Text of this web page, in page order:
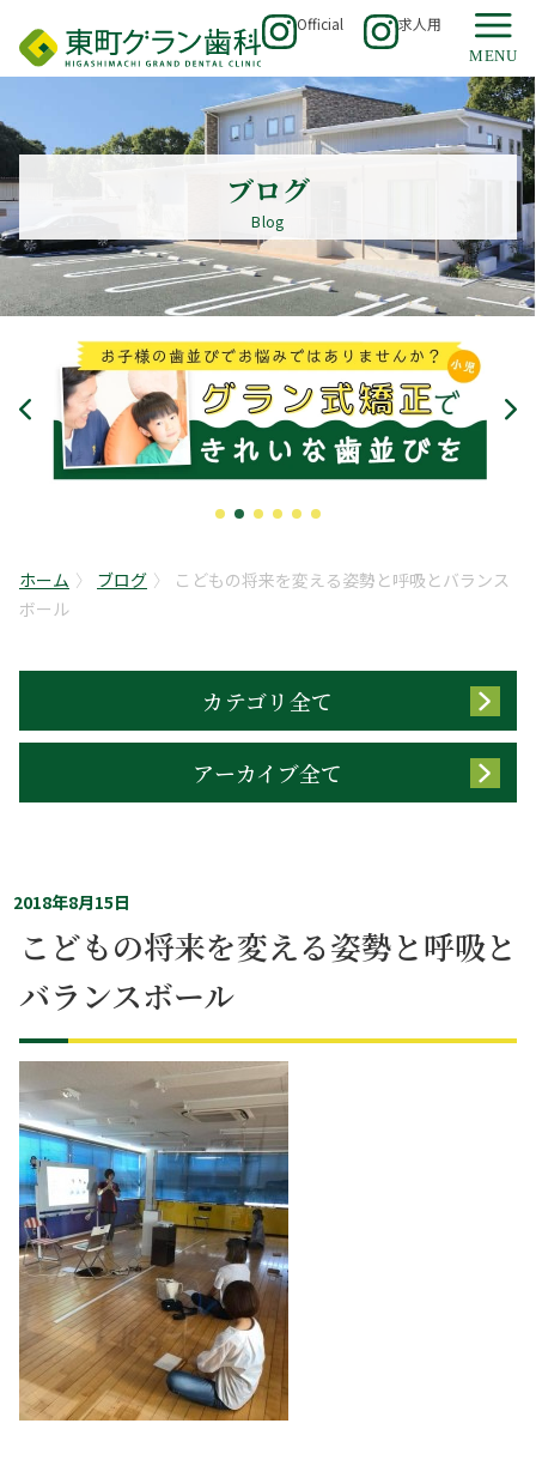
Official 求人用
ブログ
Blog
ホーム ブログ
こどもの将来を変える姿勢と呼吸とバランス
ボール
カテゴリ全て
アーカイブ全て
2018年8月15日
こどもの将来を変える姿勢と呼吸と
バランスボール